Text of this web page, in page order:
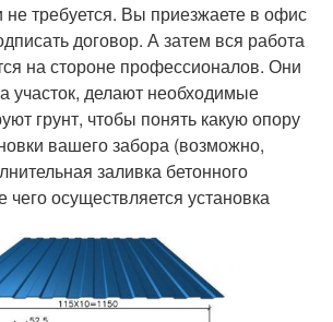
не требуется. Вы приезжаете в офис
договор. А затем вся работа
на стороне профессионалов. Они
участок, делают необходимые
грунт, чтобы понять какую опору
вашего забора (возможно,
заливка бетонного
осуществляется установка